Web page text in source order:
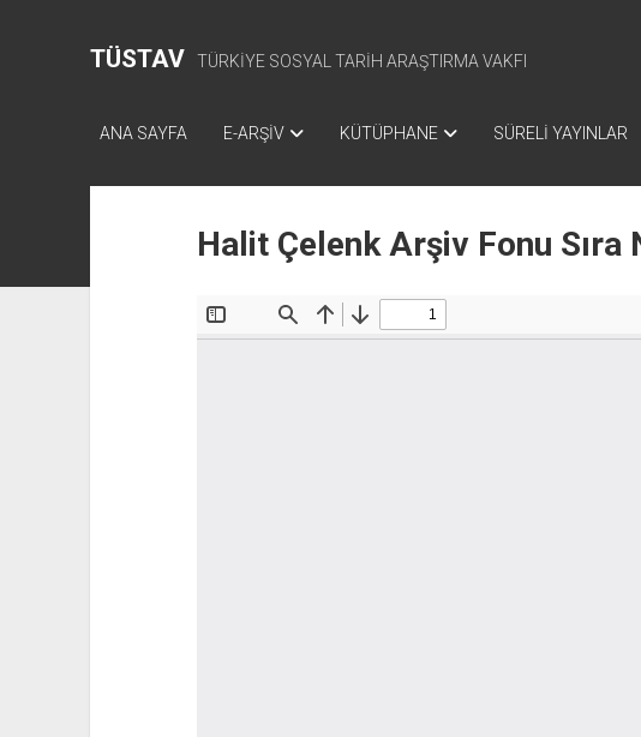
TÜSTAV TÜRKİYE SOSYAL TARİH ARAŞTIRMA VAKFI
ANA SAYFA E-ARŞİV KÜTÜPHANE SÜRELİ YAYINLAR
Halit Çelenk Arşiv Fonu Sıra